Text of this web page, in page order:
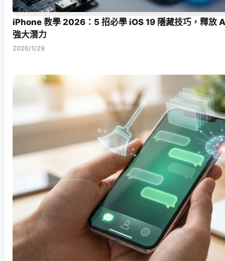
iPhone 教學 2026：5 招必學 iOS 19 隱藏技巧，釋
強大潛力
2026/1/29